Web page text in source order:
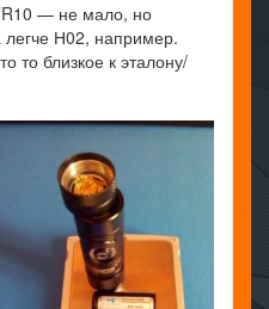
— не мало, но
легче Н02, например.
то близкое к эталону/